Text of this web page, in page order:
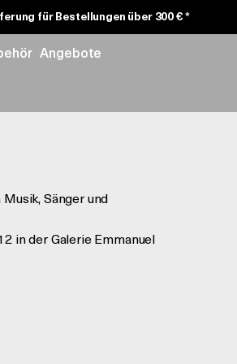
für Bestellungen über 300 € *
Angebote
Sänger und
in der Galerie Emmanuel